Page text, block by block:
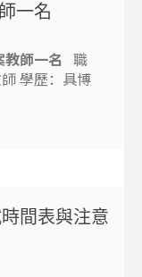
一名
師一名 職
學歷：具博
間表與注意